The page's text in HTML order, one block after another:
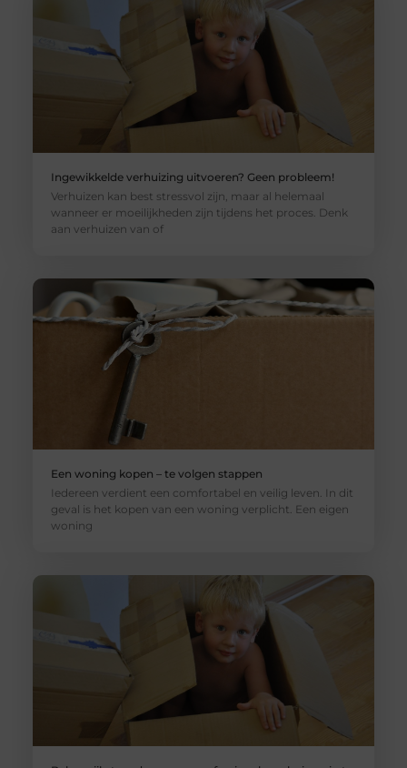
Ingewikkelde verhuizing uitvoeren? Geen probleem!
Verhuizen kan best stressvol zijn, maar al helemaal
wanneer er moeilijkheden zijn tijdens het proces. Denk
aan verhuizen van of
Een woning kopen – te volgen stappen
Iedereen verdient een comfortabel en veilig leven. In dit
geval is het kopen van een woning verplicht. Een eigen
woning